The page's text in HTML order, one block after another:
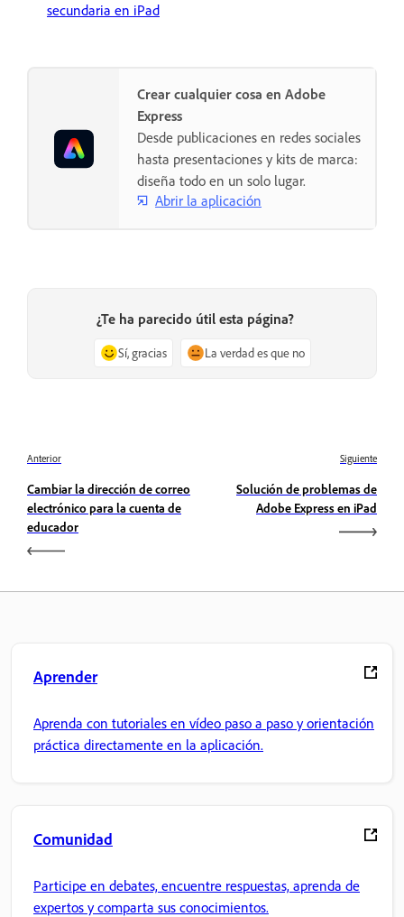
secundaria en iPad
Crear cualquier cosa en Adobe
Express
Desde publicaciones en redes sociales
hasta presentaciones y kits de marca:
diseña todo en un solo lugar.
Abrir la aplicación
¿Te ha parecido útil esta página?
Sí, gracias La verdad es que no
Anterior
Cambiar la dirección de correo
electrónico para la cuenta de
educador
Siguiente
Solución de problemas de
Adobe Express en iPad
Aprender
Aprenda con tutoriales en vídeo paso a paso y orientación
práctica directamente en la aplicación.
Comunidad
Participe en debates, encuentre respuestas, aprenda de
expertos y comparta sus conocimientos.